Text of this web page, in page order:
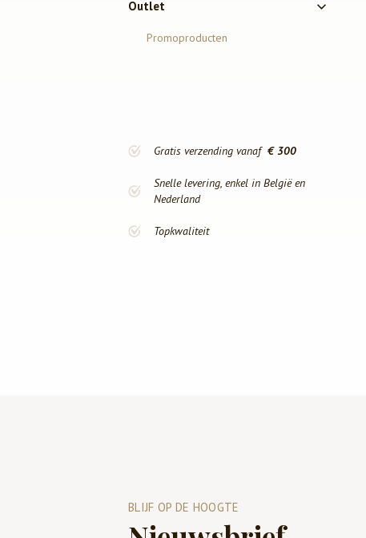
Outlet
Promoproducten
Gratis verzending vanaf€ 300
Snelle levering, enkel in België en
Nederland
Topkwaliteit
BLIJF OP DE HOOGTE